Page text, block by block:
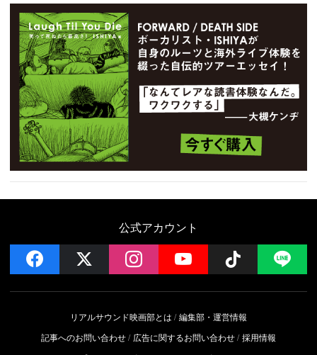
公式アカウント
facebook instagramYouTube Follow
リアルサウンド映画部とは
編集部・運営情報
記事へのお問い合わせ
広告に関するお問い合わせ 採用情報